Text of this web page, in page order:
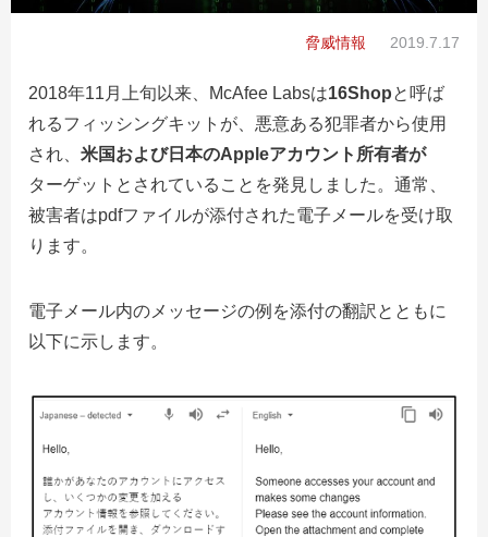
脅威情報 2019.7.17
2018年11月上旬以来、McAfee Labsは16Shopと呼ば
れるフィッシングキットが、悪意ある犯罪者から使用
され、 米国および日本のAppleアカウント所有者が
ターゲットとされていることを発見しました。通常、
被害者はpdfファイルが添付された電子メールを受け取
ります。
電子メール内のメッセージの例を添付の翻訳とともに
以下に示します。